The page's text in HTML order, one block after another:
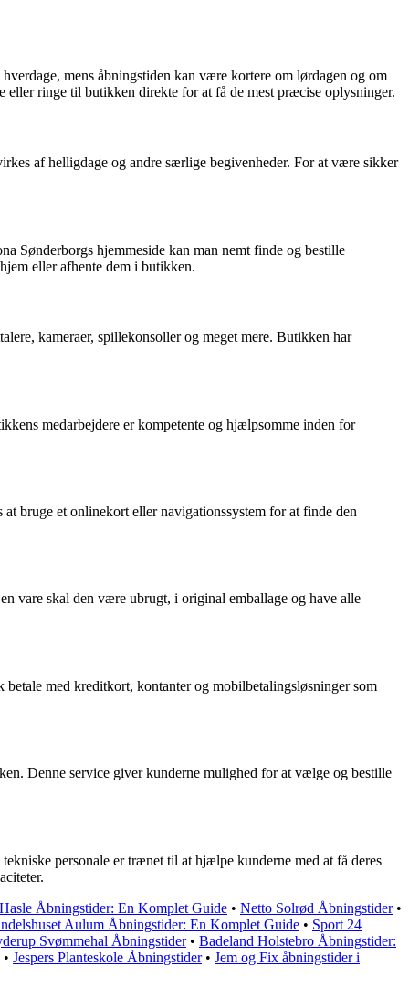
mens åbningstiden kan være kortere om lørdagen og om
ringe til butikken direkte for at få de mest præcise oplysninger.
af helligdage og andre særlige begivenheder. For at være sikker
Sønderborgs hjemmeside kan man nemt finde og bestille
eller afhente dem i butikken.
kameraer, spillekonsoller og meget mere. Butikken har
medarbejdere er kompetente og hjælpsomme inden for
bruge et onlinekort eller navigationssystem for at finde den
vare skal den være ubrugt, i original emballage og have alle
med kreditkort, kontanter og mobilbetalingsløsninger som
Denne service giver kunderne mulighed for at vælge og bestille
personale er trænet til at hjælpe kunderne med at få deres
Åbningstider: En Komplet Guide • Netto Solrød Åbningstider•
Aulum Åbningstider: En Komplet Guide • Sport 24
Svømmehal Åbningstider• Badeland Holstebro Åbningstider:
• Jespers Planteskole Åbningstider• Jem og Fix åbningstider i